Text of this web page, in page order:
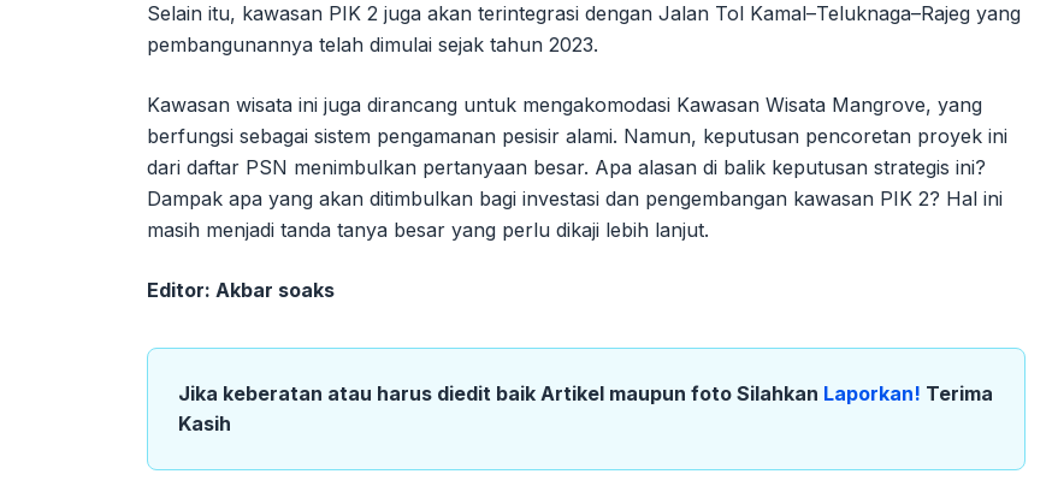
Selain itu, kawasan PIK 2 juga akan terintegrasi dengan Jalan Tol Kamal–Teluknaga–Rajeg yang
pembangunannya telah dimulai sejak tahun 2023.
Kawasan wisata ini juga dirancang untuk mengakomodasi Kawasan Wisata Mangrove, yang
berfungsi sebagai sistem pengamanan pesisir alami. Namun, keputusan pencoretan proyek ini
dari daftar PSN menimbulkan pertanyaan besar. Apa alasan di balik keputusan strategis ini?
Dampak apa yang akan ditimbulkan bagi investasi dan pengembangan kawasan PIK 2? Hal ini
masih menjadi tanda tanya besar yang perlu dikaji lebih lanjut.
Editor: Akbar soaks
Jika keberatan atau harus diedit baik Artikel maupun foto Silahkan Laporkan! Terima
Kasih